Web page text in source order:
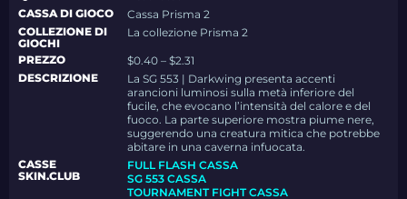
CASSA DI GIOCO
Cassa Prisma 2
COLLEZIONE DI
GIOCHI
La collezione Prisma 2
PREZZO
$0.40 – $2.31
DESCRIZIONE
La SG 553 | Darkwing presenta accenti
arancioni luminosi sulla metà inferiore del
fucile, che evocano l’intensità del calore e del
fuoco. La parte superiore mostra piume nere,
suggerendo una creatura mitica che potrebbe
abitare in una caverna infuocata.
CASSE
SKIN.CLUB
FULL FLASH CASSA
SG 553 CASSA
TOURNAMENT FIGHT CASSA